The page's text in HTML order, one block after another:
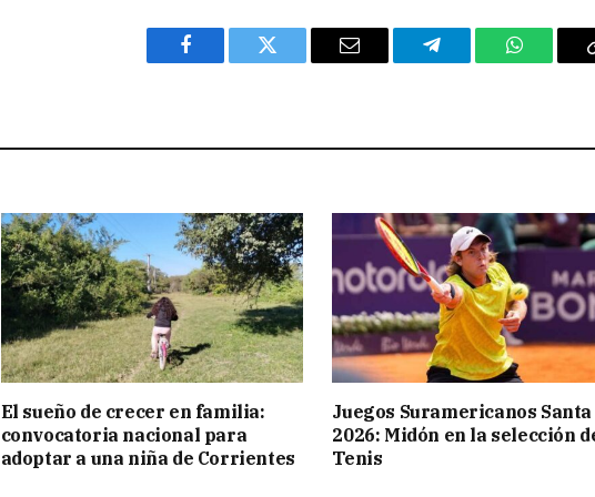
Facebook Twitter Email Telegram
El sueño de crecer en familia:
convocatoria nacional para
adoptar a una niña de Corrientes
Juegos Suramericanos Santa
2026: Midón en la selección
Tenis